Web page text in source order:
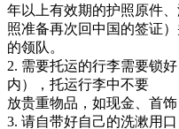
年以上有效期的护照原件
照准备再次回中国的签证
的领队。
2. 需要托运的行李需要锁
内），托运行李中不要
放贵重物品，如现金、首
3. 请自带好自己的洗漱用